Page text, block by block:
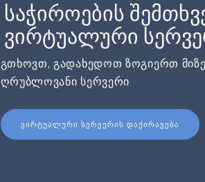
საჭიროების
ვირტუალური
გთხოვთ, გადახედოთ ზოგიერთ
ღრუბლოვანი სერვერი.
ᲕᲘᲠᲢᲣᲐᲚᲣᲠᲘ ᲡᲔᲠᲕᲔᲠᲘᲡ ᲓᲐᲥᲘᲠᲐᲕᲔᲑᲐ